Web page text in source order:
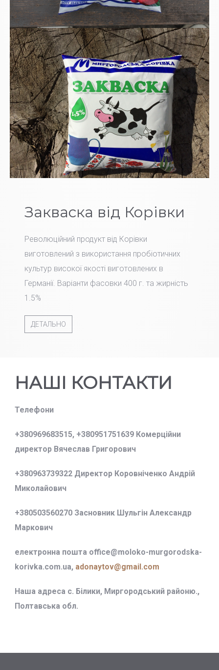
Закваска від Корівки
Революційний продукт від Корівки
виготовлений з використання пробіотичних
культур високої якості виготовлених в
Германії. Варіанти фасовки 400 г. та жирність
1.5%
ДЕТАЛЬНО
НАШІ КОНТАКТИ
Телефони
+380969683515, +380951751639 Комерційни
директор Вячеслав Григорович
+380963739322 Директор Коровніченко Андрій
Миколайович
+380503560270 Засновник Шульгін Александр
Маркович
електронна пошта office@moloko-murgorodska-
korivka.com.ua, adonaytov@gmail.com
Наша адреса с. Білики, Миргородський районю.,
Полтавська обл.